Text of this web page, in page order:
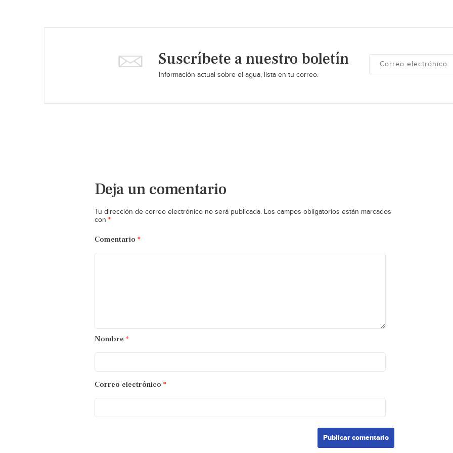
Suscríbete a nuestro boletín
Información actual sobre el agua, lista en tu correo.
Deja un comentario
Tu dirección de correo electrónico no será publicada. Los campos obligatorios están marcados
con *
Comentario *
Nombre *
Correo electrónico *